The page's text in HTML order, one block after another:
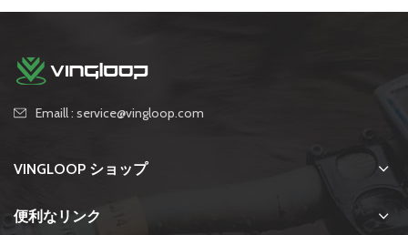
Emaill : service@vingloop.com
VINGLOOP ショップ
便利なリンク